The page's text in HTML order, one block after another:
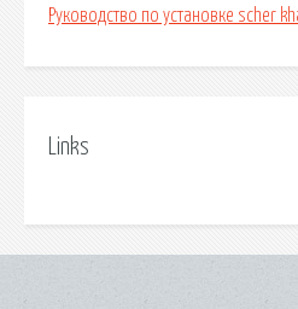
Руководство по установке scher
Links